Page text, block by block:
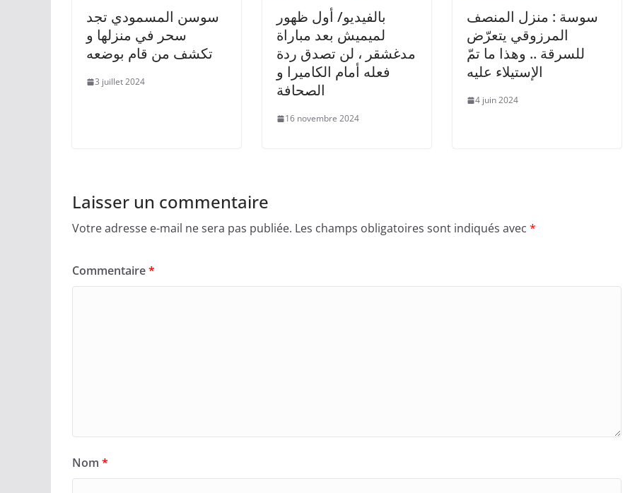
سوسن المسمودي تجد
سحر في منزلها و
تكشف من قام بوضعه
3 juillet 2024
بالفيديو/ أول ظهور
لميميش بعد مباراة
مدغشقر ، لن تصدق ردة
فعله أمام الكاميرا و
الصحافة
16 novembre 2024
سوسة : منزل المنصف
المرزوقي يتعرّض
للسرقة .. وهذا ما تمّ
الإستيلاء عليه
4 juin 2024
Laisser un commentaire
Votre adresse e-mail ne sera pas publiée. Les champs obligatoires sont indiqués avec *
Commentaire*
Nom *